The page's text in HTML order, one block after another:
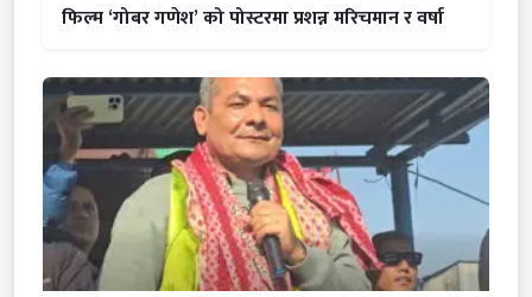
फिल्म ‘गोबर गणेश’ को पोस्टरमा प्रशन्न मरिचमान र वर्षा